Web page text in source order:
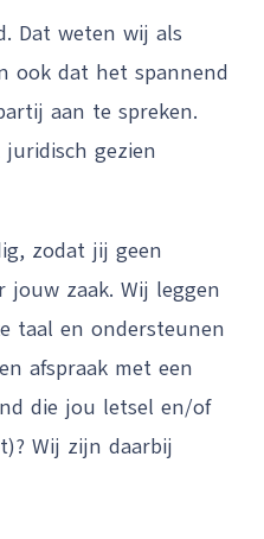
Dat weten wij als
ook dat het spannend
aan te spreken.
gezien
zodat jij geen
jouw zaak. Wij leggen
taal en ondersteunen
afspraak met een
die jou letsel en/of
Wij zijn daarbij